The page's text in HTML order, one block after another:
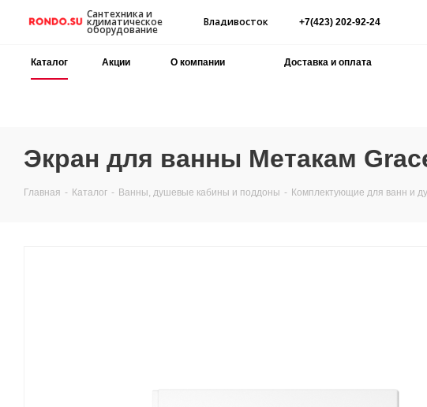
Сантехника и
климатическое
оборудование
Владивосток +7(423) 202-92-24
Каталог Акции О компании Доставка и оплата
Экран для ванны Метакам
Главная - Каталог - Ванны, душевые кабины и поддоны - Комплектующие для ванн и